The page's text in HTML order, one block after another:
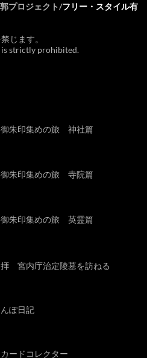
プロジェクト/フリー・スタイル有
じます。
strictly prohibited.
朱印集めの旅 神社篇
朱印集めの旅 寺院篇
朱印集めの旅 英霊篇
宮内庁治定陵墓を訪ねる
ぽ日記
ードコレクター